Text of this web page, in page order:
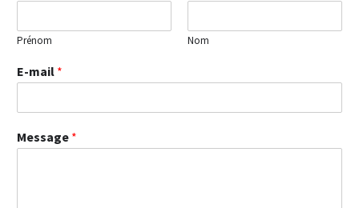
Prénom Nom
E-mail *
Message *